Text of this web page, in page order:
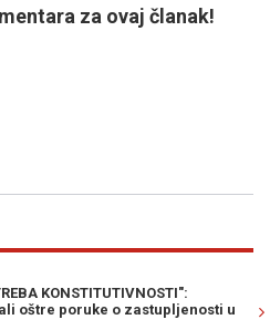
za ovaj članak!
NOVI OBAVJEŠTAJNI PODACI: Je li
i Hercegovine?